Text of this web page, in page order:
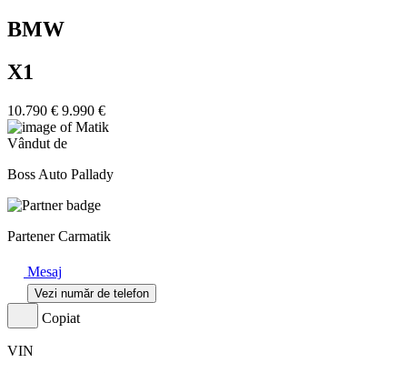
BMW
X1
10.790 € 9.990 €
Vândut de
Boss Auto Pallady
Partener Carmatik
Mesaj
Vezi număr de telefon
Copiat
VIN